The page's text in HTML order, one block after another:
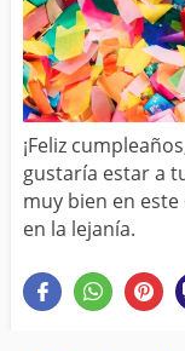
ALGUIEN
¡Feliz
gustaría estar a
muy bien en
en la lejanía.